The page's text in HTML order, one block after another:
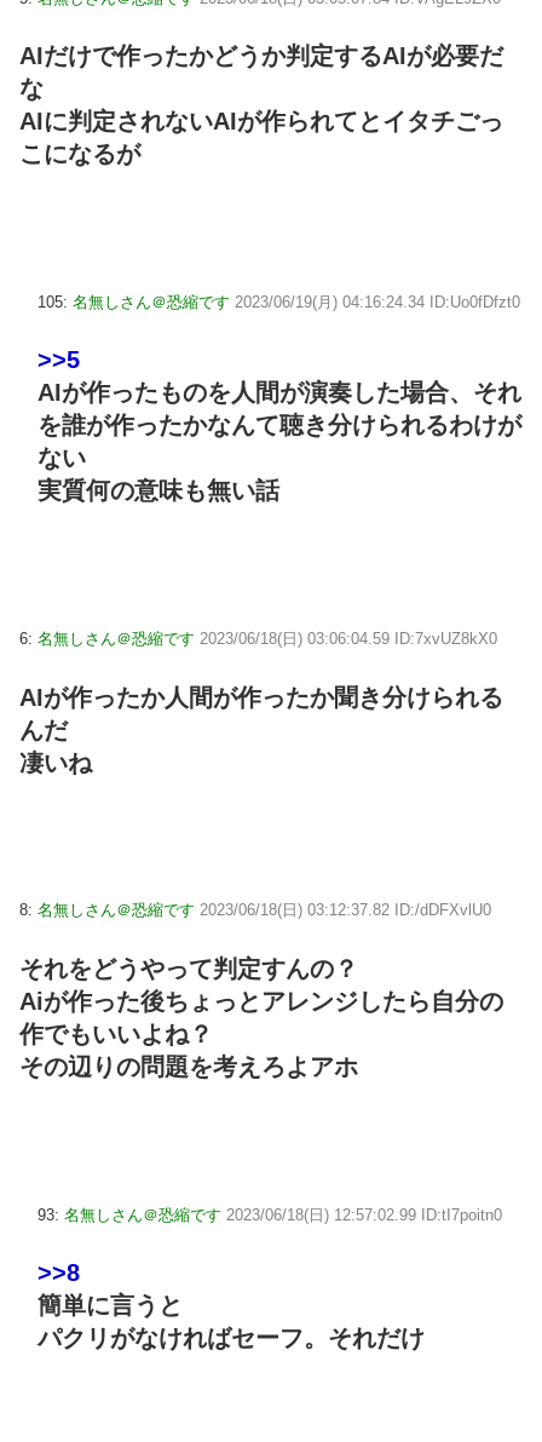
AIだけで作ったかどうか判定するAIが必要だ
な
AIに判定されないAIが作られてとイタチごっ
こになるが
105: 名無しさん＠恐縮です 2023/06/19(月) 04:16:24.34 ID:Uo0fDfzt0
>>5
AIが作ったものを人間が演奏した場合、それ
を誰が作ったかなんて聴き分けられるわけが
ない
実質何の意味も無い話
6: 名無しさん＠恐縮です 2023/06/18(日) 03:06:04.59 ID:7xvUZ8kX0
AIが作ったか人間が作ったか聞き分けられる
んだ
凄いね
8: 名無しさん＠恐縮です 2023/06/18(日) 03:12:37.82 ID:/dDFXvlU0
それをどうやって判定すんの？
Aiが作った後ちょっとアレンジしたら自分の
作でもいいよね？
その辺りの問題を考えろよアホ
93: 名無しさん＠恐縮です 2023/06/18(日) 12:57:02.99 ID:tI7poitn0
>>8
簡単に言うと
パクリがなければセーフ。それだけ